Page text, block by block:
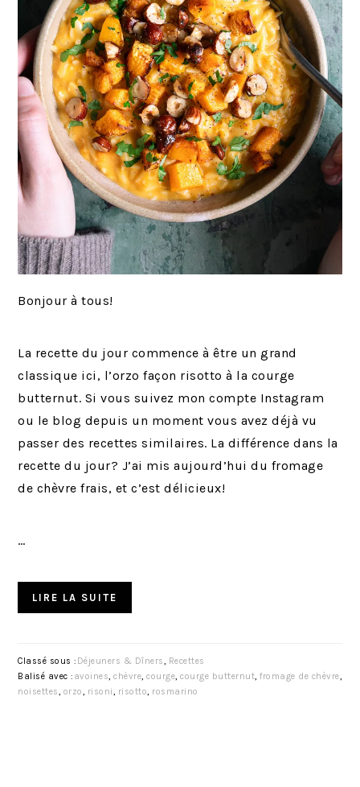
Bonjour à tous!
La recette du jour commence à être un grand
classique ici, l’orzo façon risotto à la courge
butternut. Si vous suivez mon compte Instagram
ou le blog depuis un moment vous avez déjà vu
passer des recettes similaires. La différence dans la
recette du jour? J’ai mis aujourd’hui du fromage
de chèvre frais, et c’est délicieux!
…
LIRE LA SUITE
Classé sous : Déjeuners & Dîners, Recettes
Balisé avec : avoines,chèvre,courge,courge butternut,fromage de chèvre,
noisettes, orzo, risoni, risotto, rosmarino